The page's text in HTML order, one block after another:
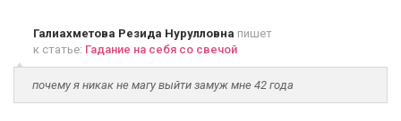
Галиахметова Резида Нурулловна пишет
к статье: Гадание на себя со свечой
почему я никак не магу выйти замуж мне 42 года